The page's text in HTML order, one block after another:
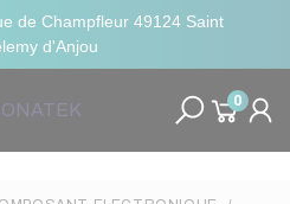
de Champfleur 49124 Saint
d'Anjou
0